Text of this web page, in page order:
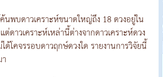
พบดาวเคราะห์ขนาดใหญ่ถึง 18 ดวงอยู่ใน
าวเคราะห์เหล่านี้ต่างจากดาวเคราะห์ดวง
โคจรรอบดาวฤกษ์ดวงใด รายงานการวิจัยนี้